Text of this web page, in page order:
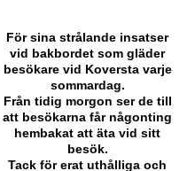
För sina strålande insatser
vid bakbordet som gläder
besökare vid Koversta varje
sommardag.
Från tidig morgon ser de till
att besökarna får någonting
hembakat att äta vid sitt
besök.
Tack för erat uthålliga och